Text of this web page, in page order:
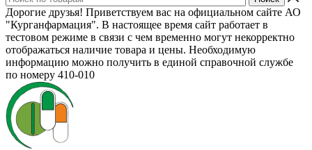
Дорогие друзья! Приветствуем вас на официальном сайте АО
"Курганфармация". В настоящее время сайт работает в
тестовом режиме в связи с чем временно могут некорректно
отображаться наличие товара и цены. Необходимую
информацию можно получить в единой справочной службе
по номеру 410-010